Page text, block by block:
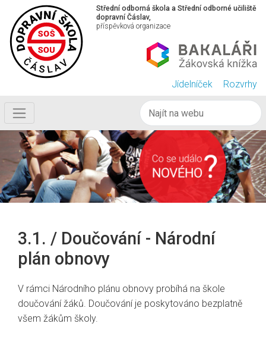
Střední odborná škola a Střední odborné učiliště
dopravní Čáslav,
příspěvková organizace
Jídelníček Rozvrhy
3.1. / Doučování - Národní
plán obnovy
V rámci Národního plánu obnovy probíhá na škole
doučování žáků. Doučování je poskytováno bezplatně
všem žákům školy.